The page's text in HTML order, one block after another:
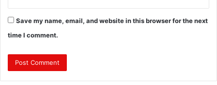
Save my name, email, and website in this browser for the next
time I comment.